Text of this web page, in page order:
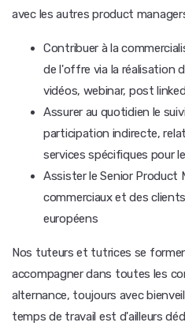
avec les autres product
Contribuer à la
de l'offre via la réalisation
vidéos, webinar, post
Assurer au quotidien le
participation indirecte,
services spécifiques pour
Assister le Senior Product
commerciaux et des
européens
Nos tuteurs et tutrices se
accompagner dans toutes les
alternance, toujours avec
temps de travail est d'ailleurs